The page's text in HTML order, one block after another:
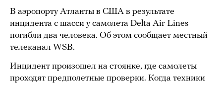
В аэропорту Атланты в США в результате
инцидента с шасси у самолета Delta Air Lines
погибли два человека. Об этом сообщает местный
телеканал WSB.
Инцидент произошел на стоянке, где самолеты
проходят предполетные проверки. Когда техники